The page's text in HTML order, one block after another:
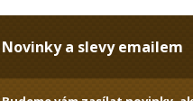
Novinky a slevy emailem